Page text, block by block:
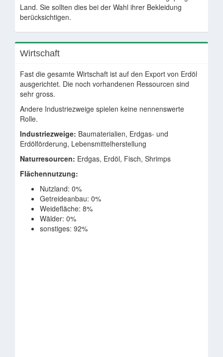
Land. Sie sollten dies bei der Wahl ihrer Bekleidung
berücksichtigen.
Wirtschaft
Fast die gesamte Wirtschaft ist auf den Export von Erdöl
ausgerichtet. Die noch vorhandenen Ressourcen sind
sehr gross.
Andere Industriezweige spielen keine nennenswerte
Rolle.
Industriezweige: Baumaterialien, Erdgas- und
Erdölförderung, Lebensmittelherstellung
Naturresourcen: Erdgas, Erdöl, Fisch, Shrimps
Flächennutzung:
Nutzland: 0%
Getreideanbau: 0%
Weidefläche: 8%
Wälder: 0%
sonstiges: 92%